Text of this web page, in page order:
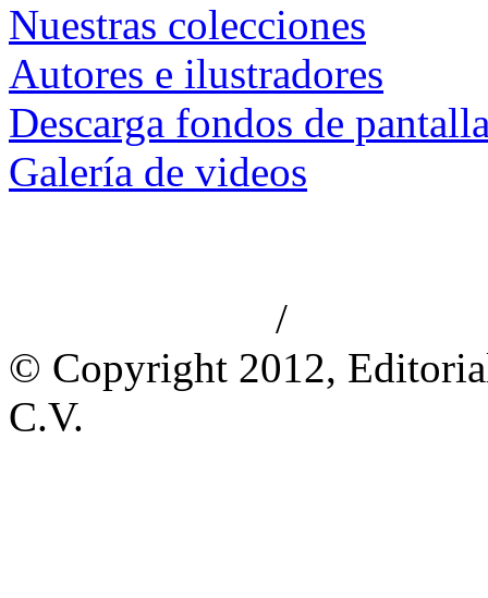
Nuestras colecciones
Autores e ilustradores
Descarga fondos de
Galería de videos
/
© Copyright 2012,
C.V.